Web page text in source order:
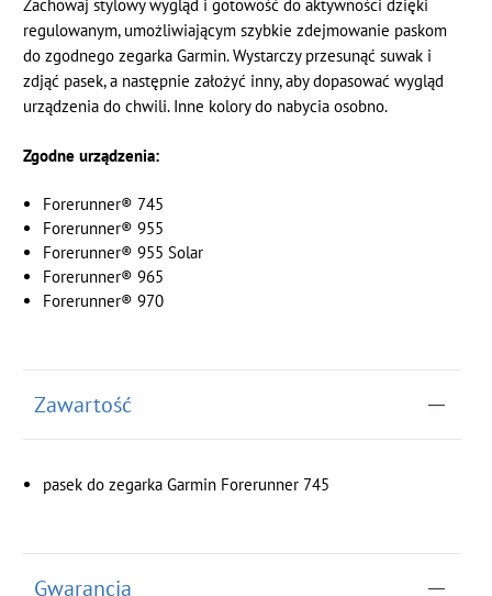
Zachowaj stylowy wygląd i gotowość do aktywności dzięki
regulowanym, umożliwiającym szybkie zdejmowanie paskom
do zgodnego zegarka Garmin. Wystarczy przesunąć suwak i
zdjąć pasek, a następnie założyć inny, aby dopasować wygląd
urządzenia do chwili. Inne kolory do nabycia osobno.
Zgodne urządzenia:
Forerunner® 745
Forerunner® 955
Forerunner® 955 Solar
Forerunner® 965
Forerunner® 970
Zawartość
pasek do zegarka Garmin Forerunner 745
Gwarancja